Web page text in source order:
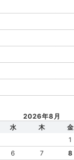
2026年8月
水 木 金
1
6 7 8